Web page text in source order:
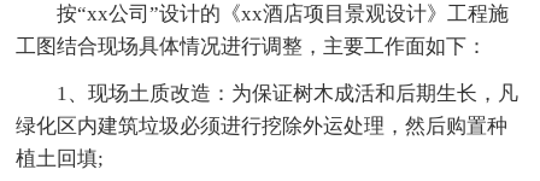
按“xx公司”设计的《xx酒店项目景观设计》工程施
工图结合现场具体情况进行调整，主要工作面如下：
1、现场土质改造：为保证树木成活和后期生长，凡
绿化区内建筑垃圾必须进行挖除外运处理，然后购置种
植土回填;